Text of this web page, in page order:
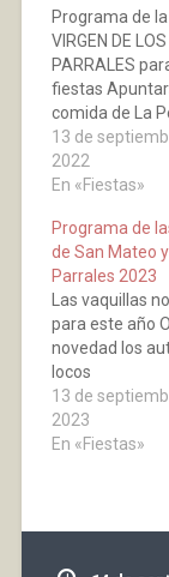
Programa de
VIRGEN DE LOS
PARRALES
fiestas
comida de La
Actividad solo
peñistas.
de patatas con
el día 20 de
y Ofrenda Floral
San Mateo
13 de
2022
En «Fiestas»
Programa de
de San Mateo
Parrales 2023
Las vaquillas
para este año
novedad los
locos
13 de
2023
En «Fiestas»